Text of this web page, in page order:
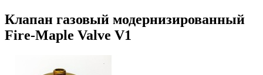
Клапан газовый модернизированный
Fire-Maple Valve V1